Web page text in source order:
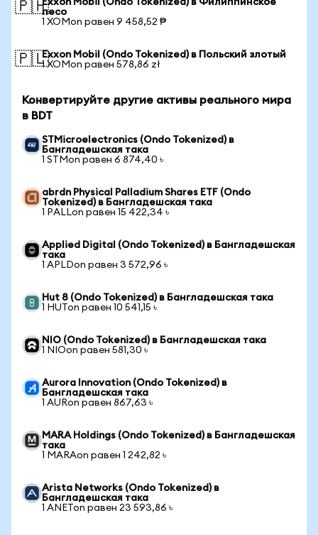
🇵🇭Exxon Mobil (Ondo Tokenized) в Филиппинское
песо
1 XOMon равен 9 458,52 ₱
🇵🇱Exxon Mobil (Ondo Tokenized) в Польский злотый
1 XOMon равен 578,86 zł
Конвертируйте другие активы реального мира
в BDT
STMicroelectronics (Ondo Tokenized) в
Бангладешская така
1 STMon равен 6 874,40 ৳
abrdn Physical Palladium Shares ETF (Ondo
Tokenized) в Бангладешская така
1 PALLon равен 15 422,34 ৳
Applied Digital (Ondo Tokenized) в Бангладешская
така
1 APLDon равен 3 572,96 ৳
Hut 8 (Ondo Tokenized) в Бангладешская така
1 HUTon равен 10 541,15 ৳
NIO (Ondo Tokenized) в Бангладешская така
1 NIOon равен 581,30 ৳
Aurora Innovation (Ondo Tokenized) в
Бангладешская така
1 AURon равен 867,63 ৳
MARA Holdings (Ondo Tokenized) в Бангладешская
така
1 MARAon равен 1 242,82 ৳
Arista Networks (Ondo Tokenized) в
Бангладешская така
1 ANETon равен 23 593,86 ৳